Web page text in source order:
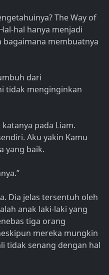
The Way of
hal hanya menjadi
membuatnya
dari
tidak menginginkan
pada Liam.
Aku yakin Kamu
yang baik.
Dia jelas tersentuh oleh
anak laki-laki yang
tiga orang
mereka mungkin
tidak senang dengan hal